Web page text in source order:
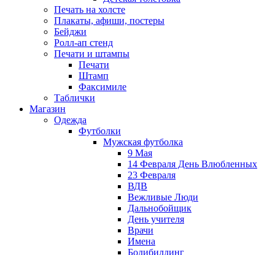
Печать на холсте
Плакаты, афиши, постеры
Бейджи
Ролл-ап стенд
Печати и штампы
Печати
Штамп
Факсимиле
Таблички
Магазин
Одежда
Футболки
Мужская футболка
9 Мая
14 Февраля День Влюбленных
23 Февраля
ВДВ
Вежливые Люди
Дальнобойщик
День учителя
Врачи
Имена
Бодибилдинг